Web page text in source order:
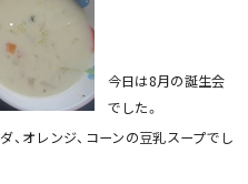
今日は8月の誕生会
でした。
、オレンジ、コーンの豆乳スープでし